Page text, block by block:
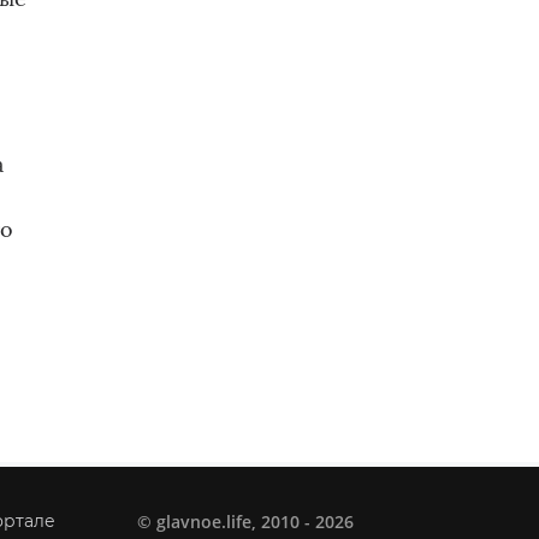
© glavnoe.life , 2010 - 2026